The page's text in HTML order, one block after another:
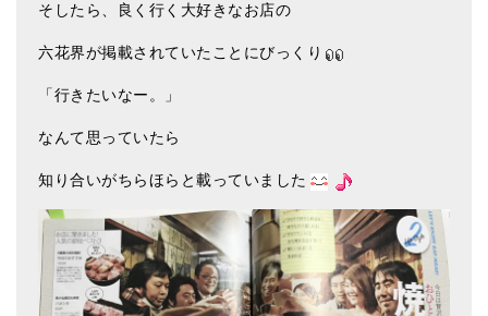
特商法の表記
そしたら、良く行く大好きなお店の
六花界が掲載されていたことにびっくり
「行きたいなー。」
なんて思っていたら
知り合いがちらほらと載っていました